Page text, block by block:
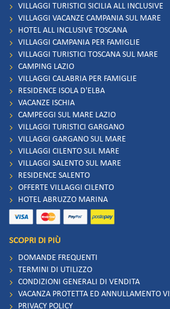
VILLAGGI TURISTICI SICILIA ALL INCLUSIVE
VILLAGGI VACANZE CAMPANIA SUL MARE
HOTEL ALL INCLUSIVE TOSCANA
VILLAGGI CAMPANIA PER FAMIGLIE
VILLAGGI TURISTICI TOSCANA SUL MARE
CAMPING LAZIO
VILLAGGI CALABRIA PER FAMIGLIE
RESIDENCE ISOLA D'ELBA
VACANZE ISCHIA
CAMPEGGI SUL MARE LAZIO
VILLAGGI TURISTICI GARGANO
VILLAGGI GARGANO SUL MARE
VILLAGGI CILENTO SUL MARE
VILLAGGI SALENTO SUL MARE
RESIDENCE SALENTO
OFFERTE VILLAGGI CILENTO
HOTEL ABRUZZO MARINA
SCOPRI DI PIÙ
DOMANDE FREQUENTI
TERMINI DI UTILIZZO
CONDIZIONI GENERALI DI VENDITA
VACANZA PROTETTA ED ANNULLAMENTO
PRIVACY POLICY